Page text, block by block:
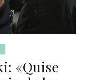
«Quise